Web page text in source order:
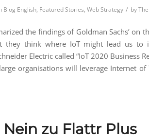
Blog English, Featured Stories, Web Strategy / by
the findings of Goldman Sachs’ on
they think where IoT might lead us to
Electric called “IoT 2020 Business
organisations will leverage Internet of
Nein zu Flattr Plus